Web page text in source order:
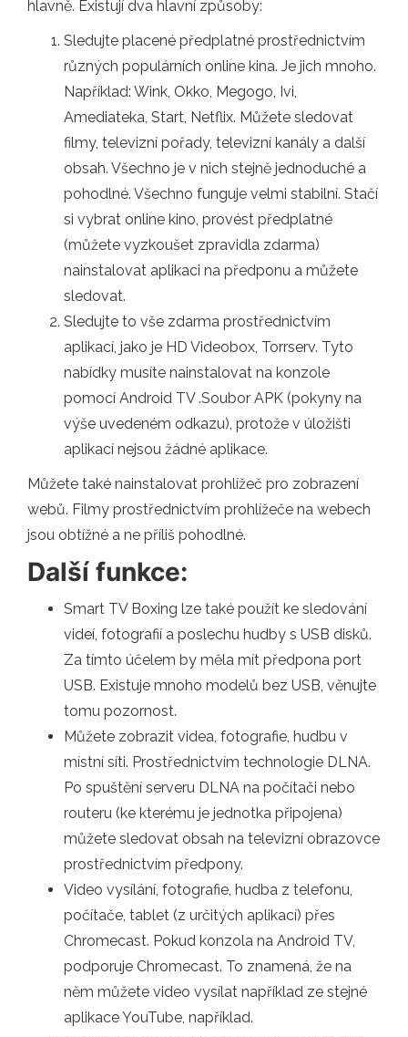
hlavně. Existují dva hlavní způsoby:
Sledujte placené předplatné prostřednictvím
různých populárních online kina. Je jich mnoho.
Například: Wink, Okko, Megogo, Ivi,
Amediateka, Start, Netflix. Můžete sledovat
filmy, televizní pořady, televizní kanály a další
obsah. Všechno je v nich stejně jednoduché a
pohodlné. Všechno funguje velmi stabilní. Stačí
si vybrat online kino, provést předplatné
(můžete vyzkoušet zpravidla zdarma)
nainstalovat aplikaci na předponu a můžete
sledovat.
Sledujte to vše zdarma prostřednictvím
aplikací, jako je HD Videobox, Torrserv. Tyto
nabídky musíte nainstalovat na konzole
pomocí Android TV .Soubor APK (pokyny na
výše uvedeném odkazu), protože v úložišti
aplikací nejsou žádné aplikace.
Můžete také nainstalovat prohlížeč pro zobrazení
webů. Filmy prostřednictvím prohlížeče na webech
jsou obtížné a ne příliš pohodlné.
Další funkce:
Smart TV Boxing lze také použít ke sledování
videí, fotografií a poslechu hudby s USB disků.
Za tímto účelem by měla mít předpona port
USB. Existuje mnoho modelů bez USB, věnujte
tomu pozornost.
Můžete zobrazit videa, fotografie, hudbu v
místní síti. Prostřednictvím technologie DLNA.
Po spuštění serveru DLNA na počítači nebo
routeru (ke kterému je jednotka připojena)
můžete sledovat obsah na televizní obrazovce
prostřednictvím předpony.
Video vysílání, fotografie, hudba z telefonu,
počítače, tablet (z určitých aplikací) přes
Chromecast. Pokud konzola na Android TV,
podporuje Chromecast. To znamená, že na
něm můžete video vysílat například ze stejné
aplikace YouTube, například.